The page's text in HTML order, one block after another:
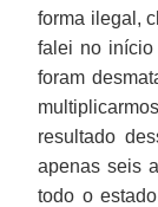
forma ilegal,
falei no início
foram
resultado
apenas seis
todo o